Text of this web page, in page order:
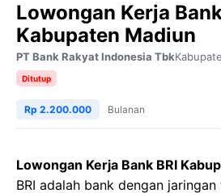
Lowongan Kerja
Kabupaten Madiun
PT Bank Rakyat Indonesia Tbk
Ditutup
Rp 2.200.000 Bulanan
Lowongan Kerja Bank BRI
BRI adalah bank dengan